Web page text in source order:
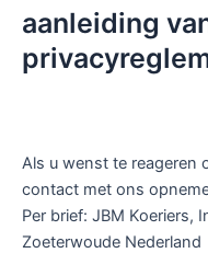
aanleiding
Als u wenst te reageren
contact met ons
Per brief: JBM Koeriers,
Zoeterwoude Nederland